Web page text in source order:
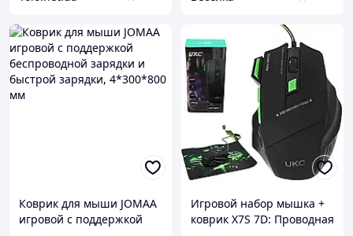
Коврик для мыши JOMAA
игровой с поддержкой
Игровой набор мышка +
коврик X7S 7D: Проводная